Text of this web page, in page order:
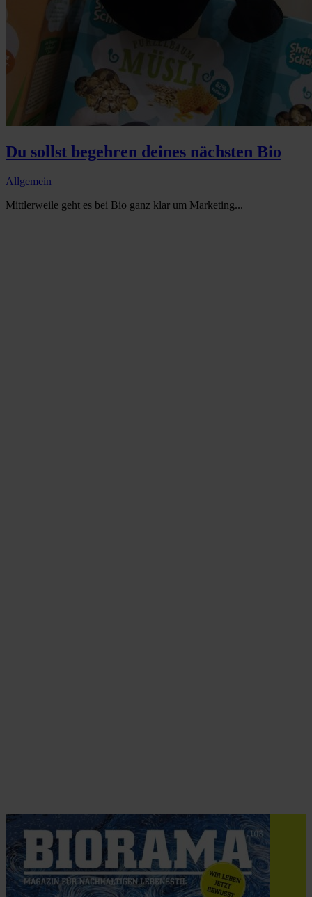
Du sollst begehren deines nächsten Bio
Allgemein
Mittlerweile geht es bei Bio ganz klar um Marketing...